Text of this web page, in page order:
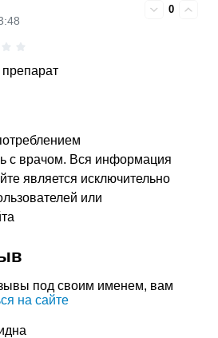
0
с врачом. Вся информация
является исключительно
или
под своим именем, вам
на сайте